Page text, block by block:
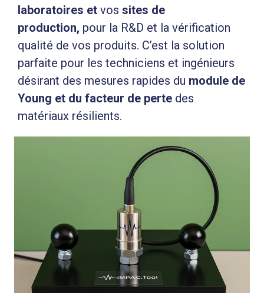
laboratoires et vos sites de
production, pour la R&D et la vérification
qualité de vos produits. C’est la solution
parfaite pour les techniciens et ingénieurs
désirant des mesures rapides du module de
Young et du facteur de perte des
matériaux résilients.